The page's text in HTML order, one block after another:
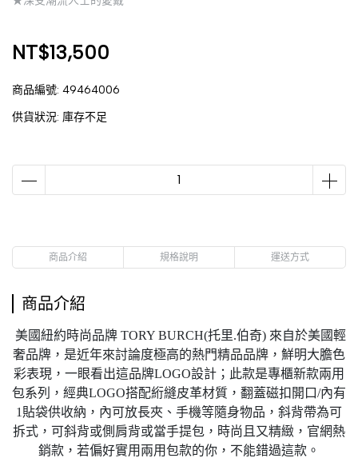
NT$13,500
商品編號: 49464006
供貨狀況: 庫存不足
商品介紹 規格說明 運送方式
商品介紹
美國紐約時尚品牌 TORY BURCH(托里.伯奇) 來自於美國輕
奢品牌，是近年來討論度極高的熱門精品品牌，鮮明大膽色
彩表現，一眼看出這品牌LOGO設計；此款是專櫃新款兩用
包系列，經典LOGO搭配絎縫皮革材質，翻蓋磁扣開口/內有
1貼袋供收納， 內可放長夾、手機等隨身物品， 斜背帶為可
拆式， 可斜背或側肩背或當手提包，時尚且又精緻，官網熱
銷款，若偏好實用兩用包款的你，不能錯過這款。